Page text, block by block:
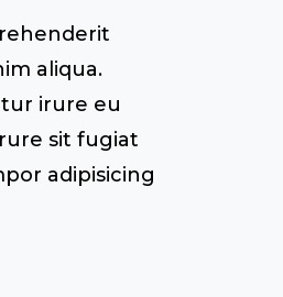
aliqua.
irure eu
sit fugiat
adipisicing